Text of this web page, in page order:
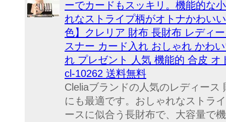
ーでカードもスッキリ。機能的な
れなストライプ柄がオトナかわい
色】クレリア 財布 長財布 レディ
スナー カード入れ おしゃれ かわ
れ プレゼント 人気 機能的 合皮
cl-10262 送料無料
Cleliaブランドの人気のレディー
にも最適です。おしゃれなストラ
ースに似合う長財布で、大容量で